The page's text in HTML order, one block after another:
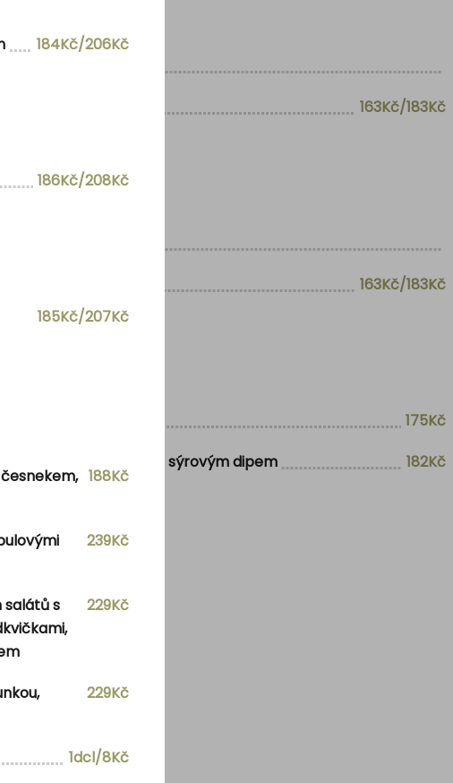
163Kč/183Kč
163Kč/183Kč
175Kč
s hranolkami a sýrovým dipem
182Kč
184Kč/206Kč
186Kč/208Kč
185Kč/207Kč
188Kč
239Kč
salátů s
229Kč
229Kč
1dcl/8Kč